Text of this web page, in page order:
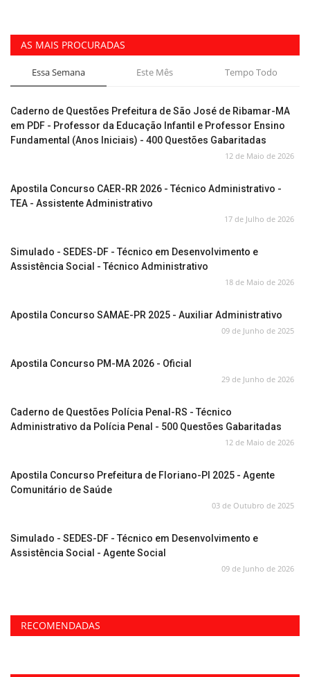
AS MAIS PROCURADAS
Essa Semana Este Mês Tempo Todo
Caderno de Questões Prefeitura de São José de Ribamar-MA
em PDF - Professor da Educação Infantil e Professor Ensino
Fundamental (Anos Iniciais) - 400 Questões Gabaritadas
12 de Maio de 2026
Apostila Concurso CAER-RR 2026 - Técnico Administrativo -
TEA - Assistente Administrativo
17 de Julho de 2026
Simulado - SEDES-DF - Técnico em Desenvolvimento e
Assistência Social - Técnico Administrativo
18 de Maio de 2026
Apostila Concurso SAMAE-PR 2025 - Auxiliar Administrativo
09 de Junho de 2025
Apostila Concurso PM-MA 2026 - Oficial
29 de Junho de 2026
Caderno de Questões Polícia Penal-RS - Técnico
Administrativo da Polícia Penal - 500 Questões Gabaritadas
12 de Maio de 2026
Apostila Concurso Prefeitura de Floriano-PI 2025 - Agente
Comunitário de Saúde
03 de Outubro de 2025
Simulado - SEDES-DF - Técnico em Desenvolvimento e
Assistência Social - Agente Social
09 de Junho de 2026
RECOMENDADAS